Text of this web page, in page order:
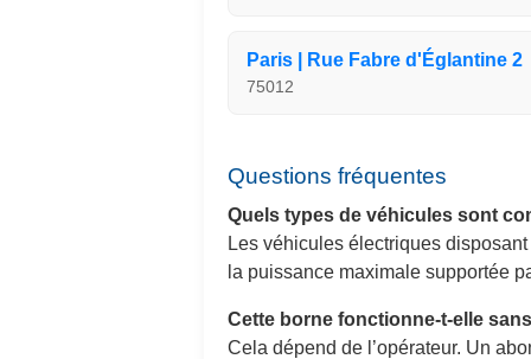
Paris | Rue Fabre d'Églantine 2
75012
Questions fréquentes
Quels types de véhicules sont
Les véhicules électriques
la puissance maximale supportée
Cette borne fonctionne-t-elle
Cela dépend de l’opérateur. Un